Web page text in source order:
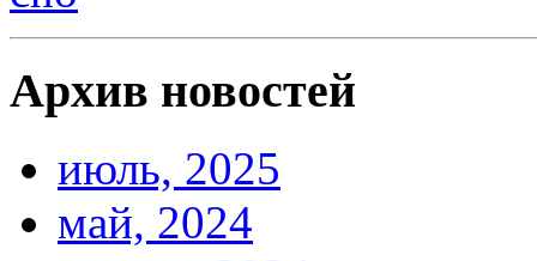
Архив новостей
июль, 2025
май, 2024